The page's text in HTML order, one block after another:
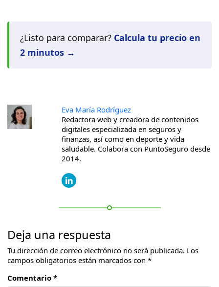
¿Listo para comparar? Calcula tu precio en
2 minutos →
Eva María Rodríguez
Redactora web y creadora de contenidos
digitales especializada en seguros y
finanzas, así como en deporte y vida
saludable. Colabora con PuntoSeguro desde
2014.
Deja una respuesta
Tu dirección de correo electrónico no será publicada. Los
campos obligatorios están marcados con *
Comentario *